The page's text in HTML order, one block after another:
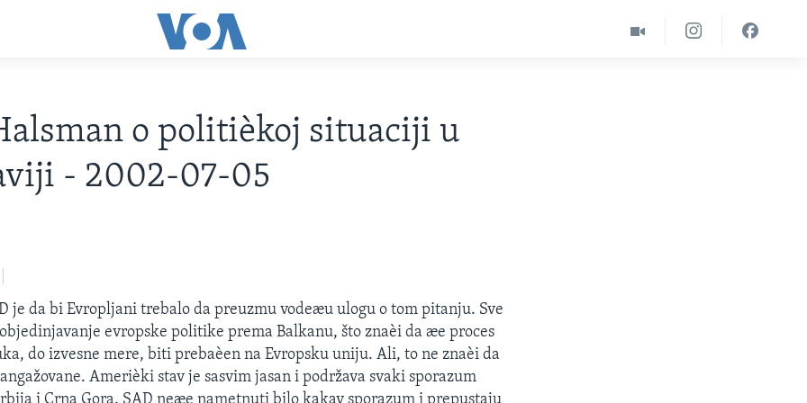
o politièkoj situaciji u
- 2002-07-05
je da bi Evropljani trebalo da preuzmu vodeæu ulogu o tom pitanju. Sve
objedinjavanje evropske politike prema Balkanu, što znaèi da æe proces
do izvesne mere, biti prebaèen na Evropsku uniju. Ali, to ne znaèi da
Amerièki stav je sasvim jasan i podržava svaki sporazum